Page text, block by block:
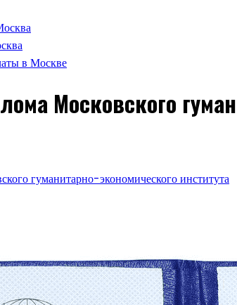
в Москве
Московского
гуманитарно-экономического института